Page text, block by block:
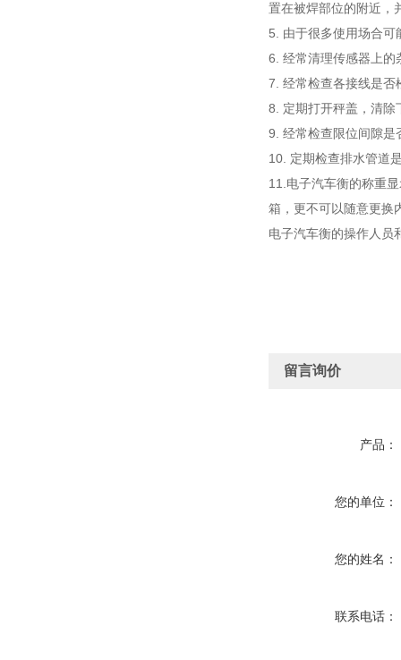
置在被焊部位的附近，
5. 由于很多使用场合
6. 经常清理传感器上的
7. 经常检查各接线是否
8. 定期打开秤盖，清除
9. 经常检查限位间隙是
10. 定期检查排水管道
11.电子汽车衡的称重
箱，更不可以随意更换
电子汽车衡的操作人员
留言询价
产品：
您的单位：
您的姓名：
联系电话：